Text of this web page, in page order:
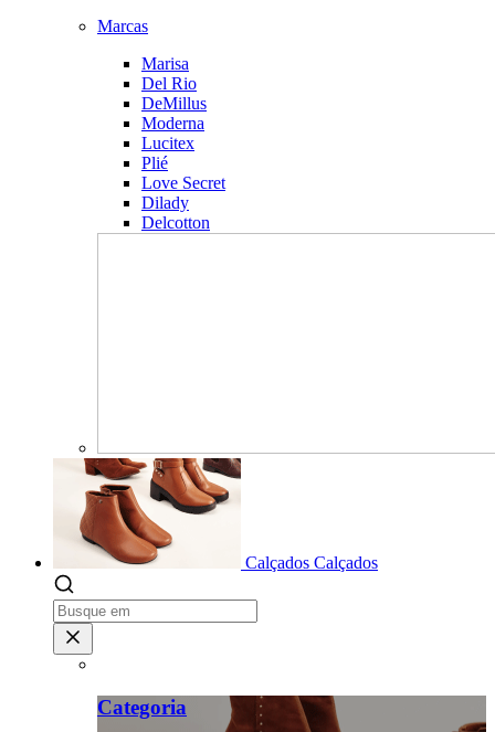
Marcas
Marisa
Del Rio
DeMillus
Moderna
Lucitex
Plié
Love Secret
Dilady
Delcotton
Calçados Calçados
Categoria